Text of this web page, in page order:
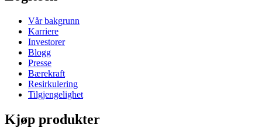
Vår bakgrunn
Karriere
Investorer
Blogg
Presse
Bærekraft
Resirkulering
Tilgjengelighet
Kjøp produkter